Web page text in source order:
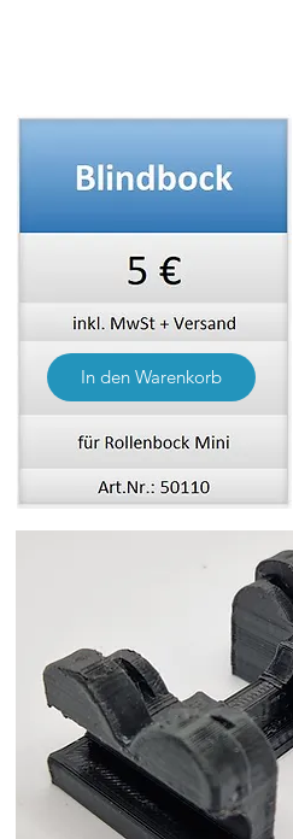
In den Warenkorb